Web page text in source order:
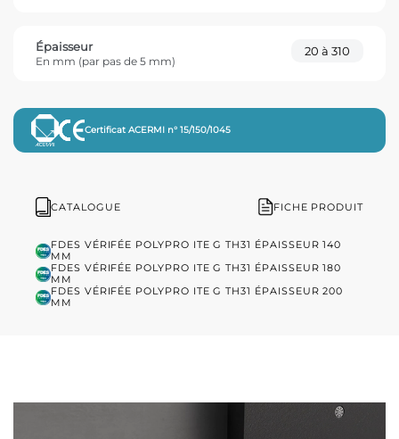
Épaisseur
En mm (par pas de 5 mm)
20 à 310
Certificat ACERMI n° 15/150/1045
CATALOGUE FICHE PRODUIT
FDES VÉRIFÉE POLYPRO ITE G TH31 ÉPAISSEUR 140
MM
FDES VÉRIFÉE POLYPRO ITE G TH31 ÉPAISSEUR 180
MM
FDES VÉRIFÉE POLYPRO ITE G TH31 ÉPAISSEUR 200
MM